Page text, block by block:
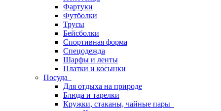
Фартуки
Футболки
Трусы
Бейсболки
Спортивная форма
Спецодежда
Шарфы и ленты
Платки и косынки
Посуда
Для отдыха на природе
Блюда и тарелки
Кружки, стаканы, чайные пары